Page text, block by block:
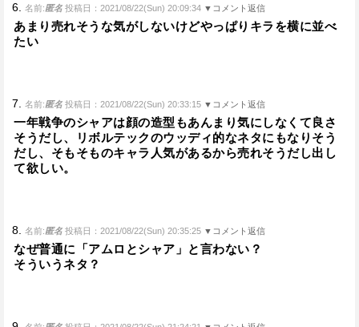
6. 名前:匿名 投稿日：2021/08/22(Sun) 20:09:34 ▼コメント返信
あまり売れそうな気がしないけどやっぱりキラを横に並べ
たい
7. 名前:匿名 投稿日：2021/08/22(Sun) 20:33:15 ▼コメント返信
一年戦争のシャアは顔の造型もあんまり気にしなくて良さ
そうだし、リボルテックのウッディ的なネタにもなりそう
だし、そもそものキャラ人気があるから売れそうだし出し
て欲しい。
8. 名前:匿名 投稿日：2021/08/22(Sun) 20:35:25 ▼コメント返信
なぜ普通に「アムロとシャア」と言わない？
そういうネタ？